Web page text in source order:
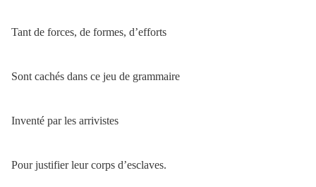
Tant de forces, de formes, d’efforts
Sont cachés dans ce jeu de grammaire
Inventé par les arrivistes
Pour justifier leur corps d’esclaves.